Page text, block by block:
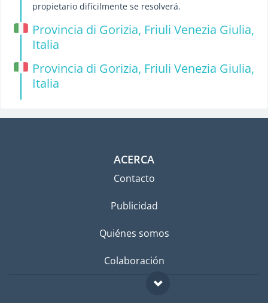
propietario difícilmente se resolverá.
Provincia di Gorizia, Friuli Venezia Giulia,
Italia
Provincia di Gorizia, Friuli Venezia Giulia,
Italia
ACERCA
Contacto
Publicidad
Quiénes somos
Colaboración